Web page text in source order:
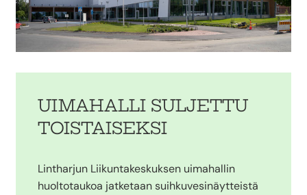
UIMAHALLI SULJETTU
TOISTAISEKSI
Lintharjun Liikuntakeskuksen uimahallin
huoltotaukoa jatketaan suihkuvesinäytteistä